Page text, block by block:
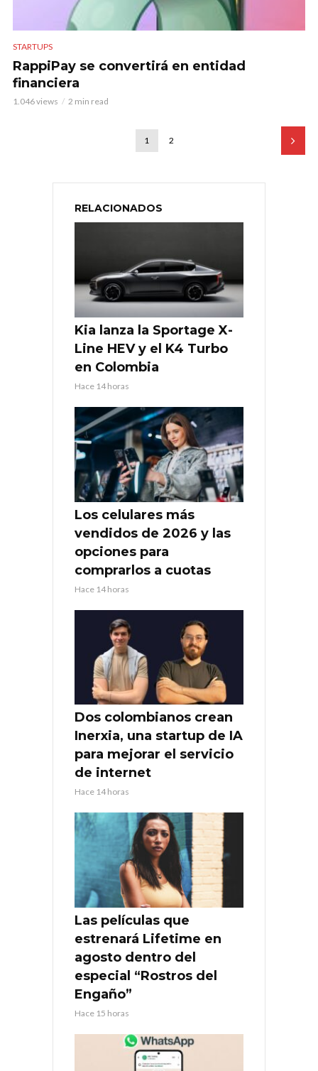
STARTUPS
RappiPay se convertirá en entidad
financiera
1.046 views 2 min read
1 2
RELACIONADOS
Kia lanza la Sportage X-
Line HEV y el K4 Turbo
en Colombia
Hace 14 horas
Los celulares más
vendidos de 2026 y las
opciones para
comprarlos a cuotas
Hace 14 horas
Dos colombianos crean
Inerxia, una startup de IA
para mejorar el servicio
de internet
Hace 14 horas
Las películas que
estrenará Lifetime en
agosto dentro del
especial “Rostros del
Engaño”
Hace 15 horas